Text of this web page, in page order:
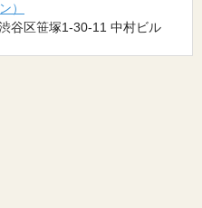
）
谷区笹塚1-30-11 中村ビル